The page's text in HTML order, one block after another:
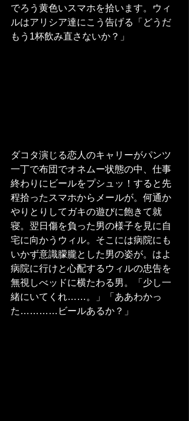
でろう黄色いスマホを拾います。ウィ
ルはアリシア達にこう告げる「どうだ
もう1杯飲み直さないか？」
ダコタ演じる恋人のキャリーがパンツ
一丁で布団でオネムー状態の中、仕事
終わりにビールをプシュッ！すると先
程拾ったスマホからメールが。何通か
やりとりしてガキの遊びに飽きて就
寝。翌日傷を負った男の様子を見に自
宅に向かうウィル。そこには病院にも
いかず意識朦朧とした男の姿が。はよ
病院に行けと心配するウィルの忠告を
無視しべッドに横たわる男。「少し一
緒にいてくれ……。」「ああわかっ
た…………ビールあるか？」